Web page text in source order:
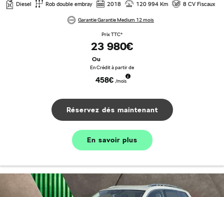
Diesel Rob double embray 2018 120 994 Km 8 CV Fiscaux
Garantie Garantie Medium 12 mois
Prix TTC*
23 980€
Ou
En Crédit à partir de
458€ /mois
Réservez dés maintenant
En savoir plus